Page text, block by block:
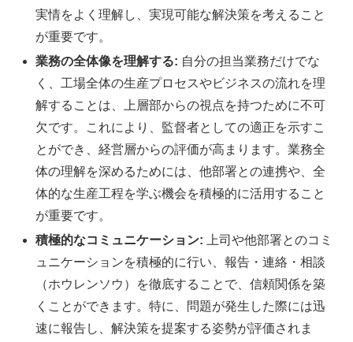
実情をよく理解し、実現可能な解決策を考えること
が重要です。
業務の全体像を理解する: 自分の担当業務だけでな
く、工場全体の生産プロセスやビジネスの流れを理
解することは、上層部からの視点を持つために不可
欠です。これにより、監督者としての適正を示すこ
とができ、経営層からの評価が高まります。業務全
体の理解を深めるためには、他部署との連携や、全
体的な生産工程を学ぶ機会を積極的に活用すること
が重要です。
積極的なコミュニケーション: 上司や他部署とのコミ
ュニケーションを積極的に行い、報告・連絡・相談
（ホウレンソウ）を徹底することで、信頼関係を築
くことができます。特に、問題が発生した際には迅
速に報告し、解決策を提案する姿勢が評価されま